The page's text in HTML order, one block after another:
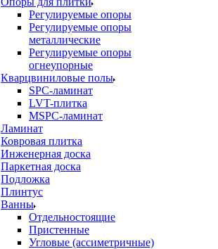
Регулируемые опоры
Регулируемые опоры
металлические
Регулируемые опоры
огнеупорные
Кварцвиниловые полы
SPC-ламинат
LVT-плитка
MSPC-ламинат
Ламинат
Ковровая плитка
Инженерная доска
Паркетная доска
Подложка
Плинтус
Ванны
Отдельностоящие
Пристенные
Угловые (ассиметричные)